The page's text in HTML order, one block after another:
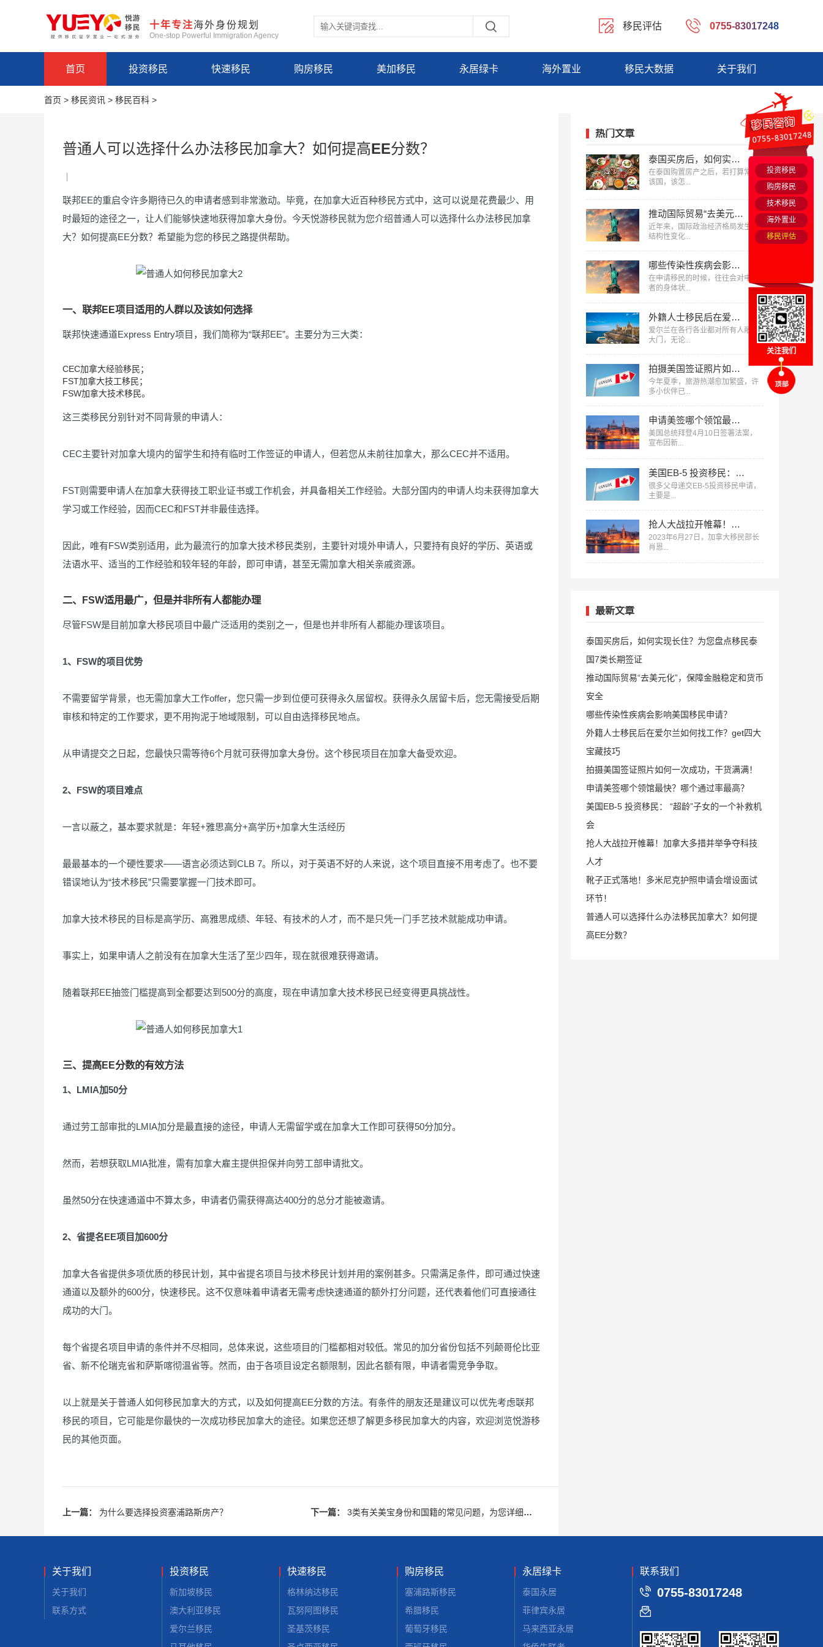
十年专注海外身份规划
One-stop Powerful Immigration Agency
移民评估 0755-83017248
首页 投资移民 快速移民 购房移民 美加移民 永居绿卡 海外置业 移民大数据 关于我们
首页 > 移民资讯 > 移民百科 >
普通人可以选择什么办法移民加拿大？如何提高EE分数？
联邦EE的重启令许多期待已久的申请者感到非常激动。毕竟，在加拿大近百种移民方式中，这可以说是花费最少、用
时最短的途径之一，让人们能够快速地获得加拿大身份。今天悦游移民就为您介绍普通人可以选择什么办法移民加拿
大？如何提高EE分数？希望能为您的移民之路提供帮助。
一、联邦EE项目适用的人群以及该如何选择
联邦快速通道Express Entry项目，我们简称为“联邦EE”。主要分为三大类：
CEC加拿大经验移民；
FST加拿大技工移民；
FSW加拿大技术移民。
这三类移民分别针对不同背景的申请人：
CEC主要针对加拿大境内的留学生和持有临时工作签证的申请人，但若您从未前往加拿大，那么CEC并不适用。
FST则需要申请人在加拿大获得技工职业证书或工作机会，并具备相关工作经验。大部分国内的申请人均未获得加拿大
学习或工作经验，因而CEC和FST并非最佳选择。
因此，唯有FSW类别适用，此为最流行的加拿大技术移民类别，主要针对境外申请人，只要持有良好的学历、英语或
法语水平、适当的工作经验和较年轻的年龄，即可申请，甚至无需加拿大相关亲戚资源。
二、FSW适用最广，但是并非所有人都能办理
尽管FSW是目前加拿大移民项目中最广泛适用的类别之一，但是也并非所有人都能办理该项目。
1、FSW的项目优势
不需要留学背景，也无需加拿大工作offer，您只需一步到位便可获得永久居留权。获得永久居留卡后，您无需接受后期
审核和特定的工作要求，更不用拘泥于地域限制，可以自由选择移民地点。
从申请提交之日起，您最快只需等待6个月就可获得加拿大身份。这个移民项目在加拿大备受欢迎。
2、FSW的项目难点
一言以蔽之，基本要求就是：年轻+雅思高分+高学历+加拿大生活经历
最最基本的一个硬性要求——语言必须达到CLB 7。所以，对于英语不好的人来说，这个项目直接不用考虑了。也不要
错误地认为“技术移民”只需要掌握一门技术即可。
加拿大技术移民的目标是高学历、高雅思成绩、年轻、有技术的人才，而不是只凭一门手艺技术就能成功申请。
事实上，如果申请人之前没有在加拿大生活了至少四年，现在就很难获得邀请。
随着联邦EE抽签门槛提高到全都要达到500分的高度，现在申请加拿大技术移民已经变得更具挑战性。
三、提高EE分数的有效方法
1、LMIA加50分
通过劳工部审批的LMIA加分是最直接的途径，申请人无需留学或在加拿大工作即可获得50分加分。
然而，若想获取LMIA批准，需有加拿大雇主提供担保并向劳工部申请批文。
虽然50分在快速通道中不算太多，申请者仍需获得高达400分的总分才能被邀请。
2、省提名EE项目加600分
加拿大各省提供多项优质的移民计划，其中省提名项目与技术移民计划并用的案例甚多。只需满足条件，即可通过快速
通道以及额外的600分，快速移民。这不仅意味着申请者无需考虑快速通道的额外打分问题，还代表着他们可直接通往
成功的大门。
每个省提名项目申请的条件并不尽相同，总体来说，这些项目的门槛都相对较低。常见的加分省份包括不列颠哥伦比亚
省、新不伦瑞克省和萨斯喀彻温省等。然而，由于各项目设定名额限制，因此名额有限，申请者需竞争争取。
以上就是关于普通人如何移民加拿大的方式，以及如何提高EE分数的方法。有条件的朋友还是建议可以优先考虑联邦
移民的项目，它可能是你最快的一次成功移民加拿大的途径。如果您还想了解更多移民加拿大的内容，欢迎浏览悦游移
民的其他页面。
上一篇： 为什么要选择投资塞浦路斯房产？ 下一篇： 3类有关美宝身份和国籍的常见问题，为您详细解答
热门文章
泰国买房后，如何实现长住？为您盘点移民泰国7类长期签证
在泰国购置房产之后，若打算常住
该国，该怎...
推动国际贸易“去美元化”，保障金融稳定和货币安全
近年来，国际政治经济格局发生了
结构性变化...
哪些传染性疾病会影响美国移民申请？
在申请移民的时候，往往会对申请
者的身体状...
外籍人士移民后在爱尔兰如何找工作？get四大宝藏技巧
爱尔兰在各行各业都对所有人敞开
大门，无论...
拍摄美国签证照片如何一次成功，干货满满！
今年夏季，旅游热潮愈加繁盛，许
多小伙伴已...
申请美签哪个领馆最快？哪个通过率最高？
美国总统拜登4月10日签署法案，
宣布因新...
美国EB-5 投资移民： “超龄”子女的一个补救机会
很多父母递交EB-5投资移民申请，
主要是...
抢人大战拉开帷幕！加拿大多措并举争夺科技人才
2023年6月27日，加拿大移民部长
肖恩...
最新文章
泰国买房后，如何实现长住？为您盘点移民泰
国7类长期签证
推动国际贸易“去美元化”，保障金融稳定和货币
安全
哪些传染性疾病会影响美国移民申请？
外籍人士移民后在爱尔兰如何找工作？get四大
宝藏技巧
拍摄美国签证照片如何一次成功，干货满满！
申请美签哪个领馆最快？哪个通过率最高？
美国EB-5 投资移民： “超龄”子女的一个补救机
会
抢人大战拉开帷幕！加拿大多措并举争夺科技
人才
靴子正式落地！多米尼克护照申请会增设面试
环节！
普通人可以选择什么办法移民加拿大？如何提
高EE分数？
关于我们
关于我们
联系方式
投资移民
新加坡移民
澳大利亚移民
爱尔兰移民
快速移民
格林纳达移民
瓦努阿图移民
圣基茨移民
购房移民
塞浦路斯移民
希腊移民
葡萄牙移民
永居绿卡
泰国永居
菲律宾永居
马来西亚永居
联系我们
0755-83017248
投资移民
购房移民
技术移民
海外置业
移民评估
关注我们